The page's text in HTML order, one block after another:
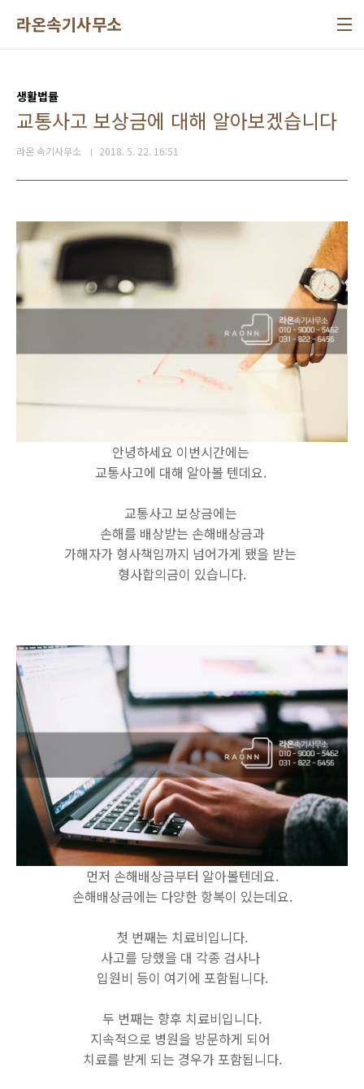
라온속기사무소
생활법률
교통사고 보상금에 대해 알아보겠습니다
라온 속기사무소 2018. 5. 22. 16:51
안녕하세요 이번시간에는
교통사고에 대해 알아볼 텐데요.
교통사고 보상금에는
손해를 배상받는 손해배상금과
가해자가 형사책임까지 넘어가게 됐을 받는
형사합의금이 있습니다.
먼저 손해배상금부터 알아볼텐데요.
손해배상금에는 다양한 항복이 있는데요.
첫 번째는 치료비입니다.
사고를 당했을 대 각종 검사나
입원비 등이 여기에 포함됩니다.
두 번째는 향후 치료비입니다.
지속적으로 병원을 방문하게 되어
치료를 받게 되는 경우가 포함됩니다.